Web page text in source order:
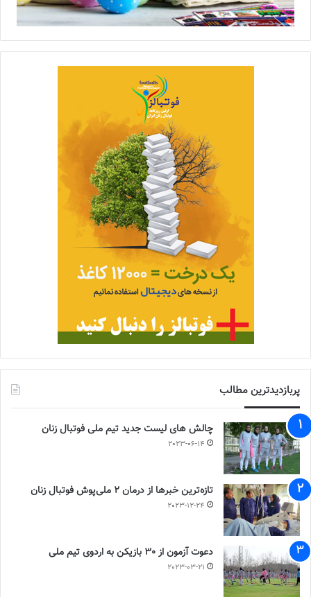
پربازدیدترین مطالب
چالش هاى ليست جدید تيم ملى فوتبال زنان
2023-06-14
تازه‌ترین خبرها از درمان ۲ ملی‌پوش فوتبال زنان
2023-12-24
دعوت آزمون از 30 بازیکن به اردوی تیم ملی
2023-03-21